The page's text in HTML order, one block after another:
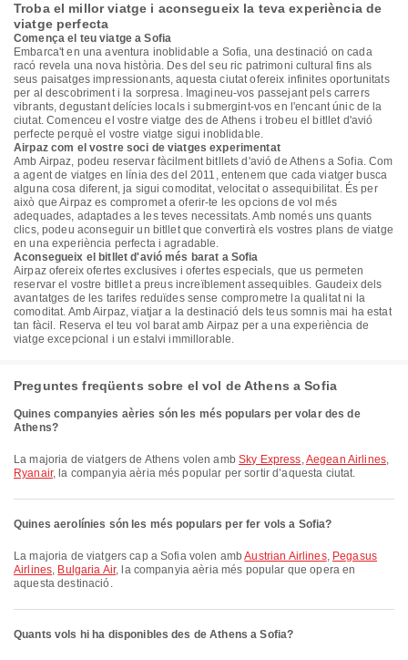
Troba el millor viatge i aconsegueix la teva experiència de
viatge perfecta
Comença el teu viatge a Sofia
Embarca't en una aventura inoblidable a Sofia, una destinació on cada
racó revela una nova història. Des del seu ric patrimoni cultural fins als
seus paisatges impressionants, aquesta ciutat ofereix infinites oportunitats
per al descobriment i la sorpresa. Imagineu-vos passejant pels carrers
vibrants, degustant delícies locals i submergint-vos en l'encant únic de la
ciutat. Comenceu el vostre viatge des de Athens i trobeu el bitllet d'avió
perfecte perquè el vostre viatge sigui inoblidable.
Airpaz com el vostre soci de viatges experimentat
Amb Airpaz, podeu reservar fàcilment bitllets d'avió de Athens a Sofia. Com
a agent de viatges en línia des del 2011, entenem que cada viatger busca
alguna cosa diferent, ja sigui comoditat, velocitat o assequibilitat. És per
això que Airpaz es compromet a oferir-te les opcions de vol més
adequades, adaptades a les teves necessitats. Amb només uns quants
clics, podeu aconseguir un bitllet que convertirà els vostres plans de viatge
en una experiència perfecta i agradable.
Aconsegueix el bitllet d'avió més barat a Sofia
Airpaz ofereix ofertes exclusives i ofertes especials, que us permeten
reservar el vostre bitllet a preus increïblement assequibles. Gaudeix dels
avantatges de les tarifes reduïdes sense comprometre la qualitat ni la
comoditat. Amb Airpaz, viatjar a la destinació dels teus somnis mai ha estat
tan fàcil. Reserva el teu vol barat amb Airpaz per a una experiència de
viatge excepcional i un estalvi immillorable.
Preguntes freqüents sobre el vol de Athens a Sofia
Quines companyies aèries són les més populars per volar des de
Athens?
La majoria de viatgers de Athens volen ambSky Express,Aegean Airlines,
Ryanair, la companyia aèria més popular per sortir d’aquesta ciutat.
Quines aerolínies són les més populars per fer vols a Sofia?
La majoria de viatgers cap a Sofia volen ambAustrian Airlines, Pegasus
Airlines, Bulgaria Air, la companyia aèria més popular que opera en
aquesta destinació.
Quants vols hi ha disponibles des de Athens a Sofia?